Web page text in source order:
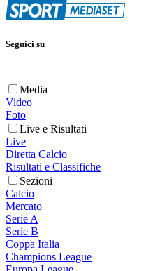
Seguici su
Media
Video
Foto
Live e Risultati
Live
Diretta Calcio
Risultati e Classifiche
Sezioni
Calcio
Mercato
Serie A
Serie B
Coppa Italia
Champions League